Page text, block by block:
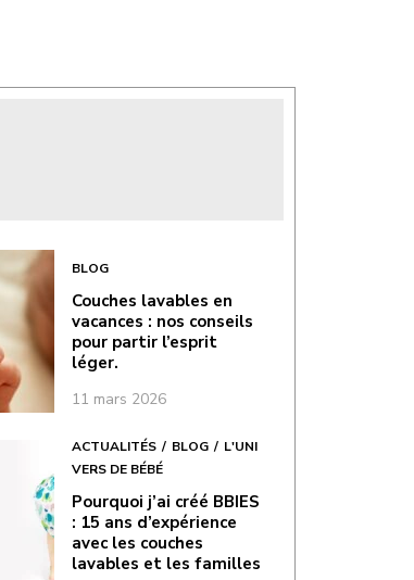
BLOG
Couches lavables en
vacances : nos conseils
pour partir l’esprit
léger.
11 mars 2026
ACTUALITÉS BLOG
L'UNI
VERS DE BÉBÉ
Pourquoi j’ai créé BBIES
: 15 ans d’expérience
avec les couches
lavables et les familles